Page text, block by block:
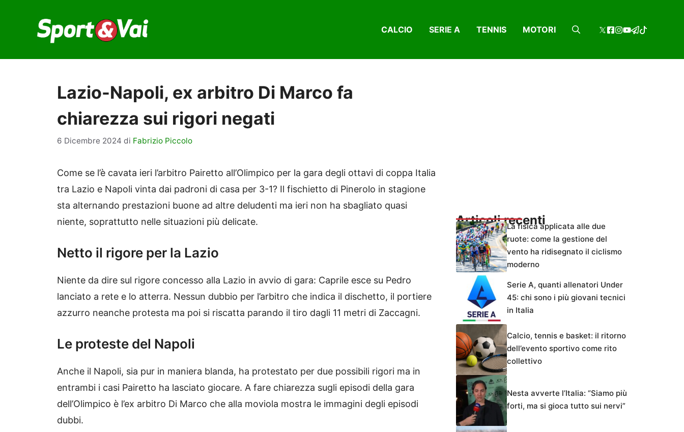
contenuto
CALCIO SERIE A TENNIS MOTORI
Lazio-Napoli, ex arbitro Di Marco fa
chiarezza sui rigori negati
6 Dicembre 2024 di Fabrizio Piccolo
Come se l’è cavata ieri l’arbitro Pairetto all’Olimpico per la gara degli ottavi di coppa Italia
tra Lazio e Napoli vinta dai padroni di casa per 3-1? Il fischietto di Pinerolo in stagione
sta alternando prestazioni buone ad altre deludenti ma ieri non ha sbagliato quasi
niente, soprattutto nelle situazioni più delicate.
Netto il rigore per la Lazio
Niente da dire sul rigore concesso alla Lazio in avvio di gara: Caprile esce su Pedro
lanciato a rete e lo atterra. Nessun dubbio per l’arbitro che indica il dischetto, il portiere
azzurro neanche protesta ma poi si riscatta parando il tiro dagli 11 metri di Zaccagni.
Le proteste del Napoli
Anche il Napoli, sia pur in maniera blanda, ha protestato per due possibili rigori ma in
entrambi i casi Pairetto ha lasciato giocare. A fare chiarezza sugli episodi della gara
dell’Olimpico è l’ex arbitro Di Marco che alla moviola mostra le immagini degli episodi
dubbi.
Articoli recentiLa fisica applicata alle due
ruote: come la gestione del
vento ha ridisegnato il ciclismo
moderno
Serie A, quanti allenatori Under
45: chi sono i più giovani tecnici
in Italia
Calcio, tennis e basket: il ritorno
dell’evento sportivo come rito
collettivo
Nesta avverte l’Italia: “Siamo più
forti, ma si gioca tutto sui nervi”